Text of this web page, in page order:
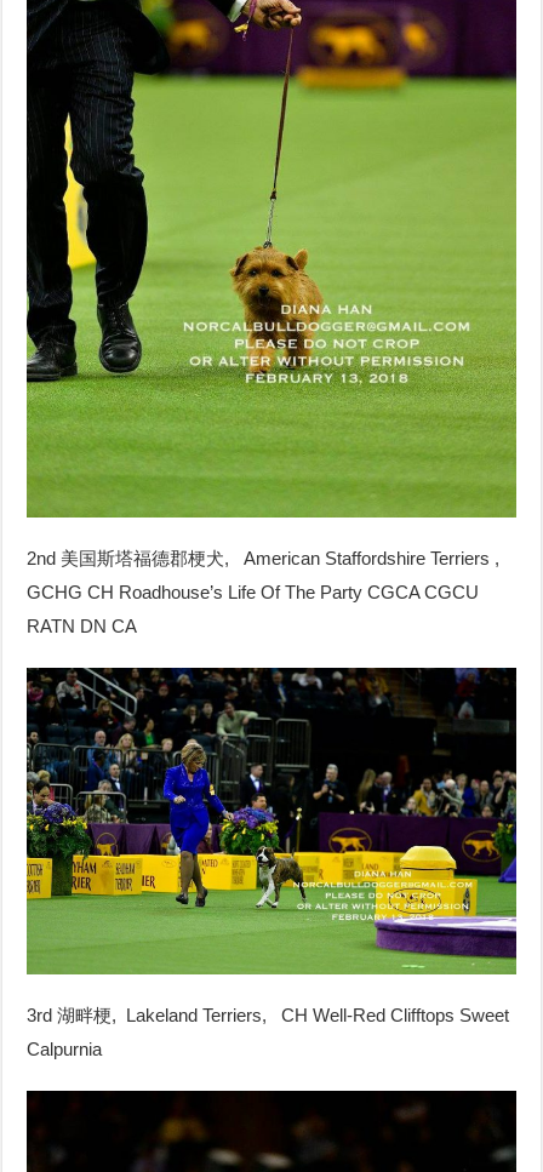
2nd 美国斯塔福德郡梗犬, American Staffordshire Terriers ,
GCHG CH Roadhouse’s Life Of The Party CGCA CGCU
RATN DN CA
3rd 湖畔梗, Lakeland Terriers, CH Well-Red Clifftops Sweet
Calpurnia